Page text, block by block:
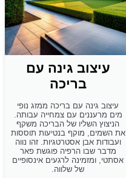
עיצוב גינה עם
בריכה
עיצוב גינה עם בריכה ממזג נופי
מים מרעננים עם צמחייה עבותה.
הניצוץ השליו של הבריכה משקף
את השמים, מוקף בנטיעות תוססות
ועבודות אבן אסטרטגיות. זהו נווה
מדבר שבו הרפיה פוגשת פאר
אסתטי, ומזמינה לרגעים אינסופיים
של שלווה.